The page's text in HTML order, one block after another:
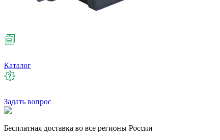
Каталог
Задать вопрос
Бесплатная доставка во все регионы России